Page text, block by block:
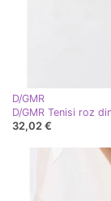
D/GMR
D/GMR Tenisi roz
32,02 €